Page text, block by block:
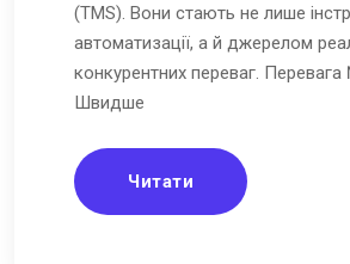
(TMS). Вони стають не лише
автоматизації, а й джерелом
конкурентних переваг.
Швидше
Читати